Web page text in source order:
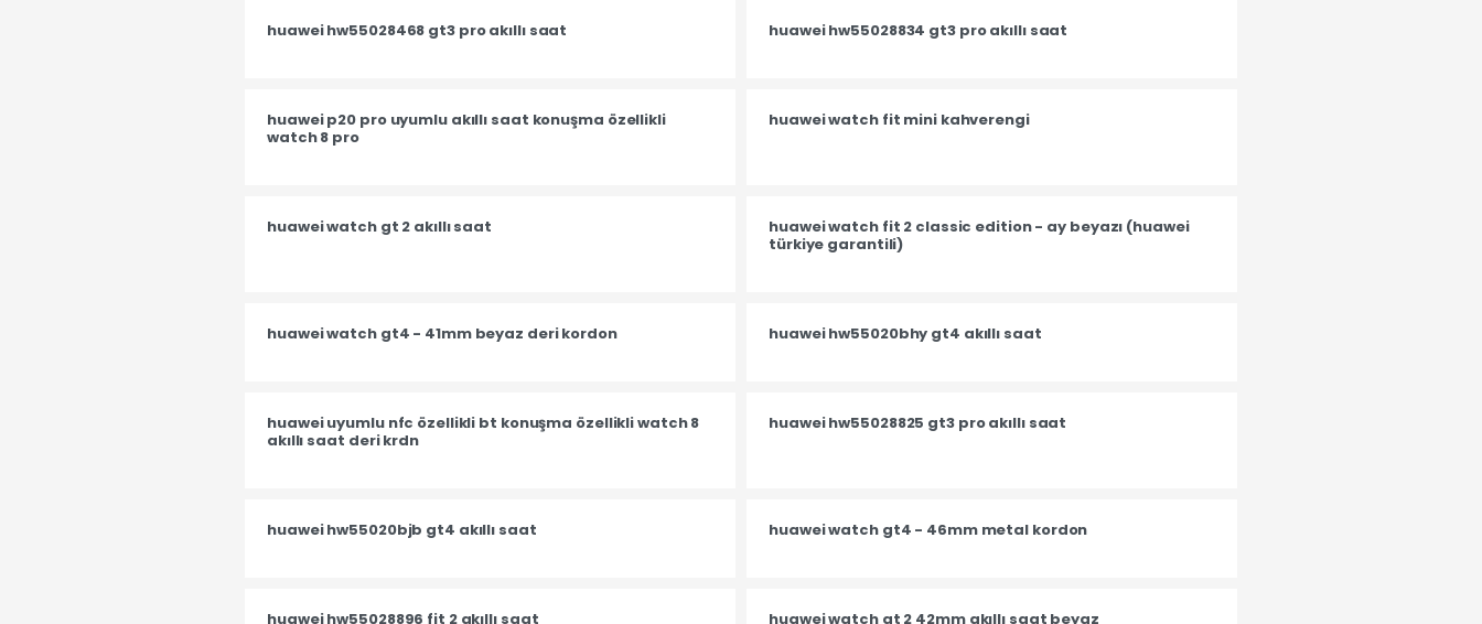
huawei hw55028468 gt3 pro akıllı saat huawei hw55028834 gt3 pro akıllı saat
huawei p20 pro uyumlu akıllı saat konuşma özellikli
watch 8 pro
huawei watch fit mini kahverengi
huawei watch gt 2 akıllı saat
huawei watch fit 2 classic edition - ay beyazı (huawei
türkiye garantili)
huawei watch gt4 - 41mm beyaz deri kordon huawei hw55020bhy gt4 akıllı saat
huawei̇ uyumlu nfc özellikli bt konuşma özellikli watch 8
akıllı saat deri krdn
huawei hw55028825 gt3 pro akıllı saat
huawei hw55020bjb gt4 akıllı saat huawei watch gt4 - 46mm metal kordon
huawei hw55028896 fit 2 akıllı saat huawei watch gt 2 42mm akıllı saat beyaz